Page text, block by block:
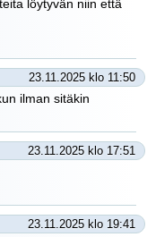
löytyvän niin että
23.11.2025 klo 11:50
ilman sitäkin
23.11.2025 klo 17:51
23.11.2025 klo 19:41